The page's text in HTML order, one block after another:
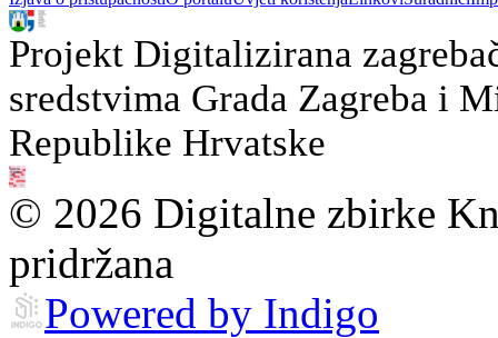
Projekt Digitalizirana
sredstvima Grada Zagreba i
Republike Hrvatske
© 2026 Digitalne zbirke
pridržana
Powered by Indigo